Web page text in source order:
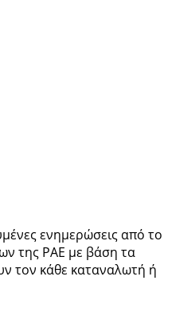
ενημερώσεις από το
της ΡΑΕ με βάση τα
τον κάθε καταναλωτή ή